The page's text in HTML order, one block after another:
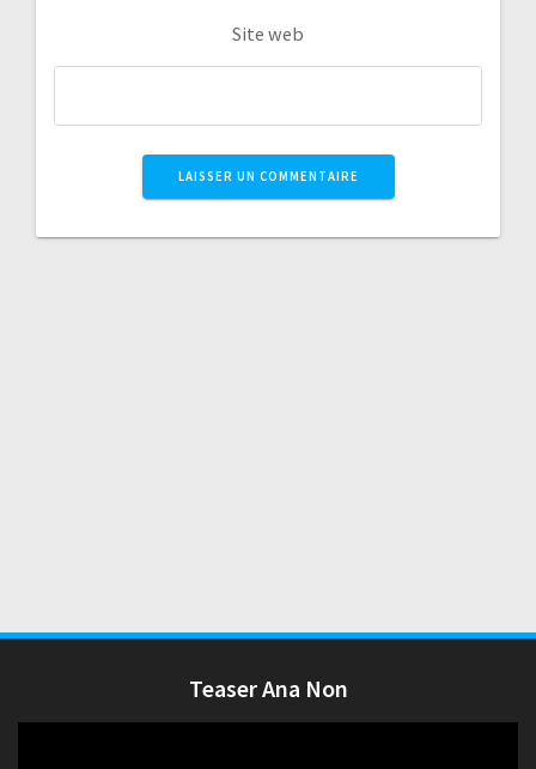
Site web
Teaser Ana Non